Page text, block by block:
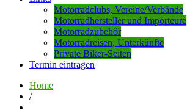
Motorradclubs, Vereine/Verbände
Motorradhersteller und Importeure
Motorradzubehör
Motorradreisen, Unterkünfte
Private Biker-Seiten
Termin eintragen
Home
/